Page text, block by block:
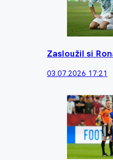
Zasloužil si
03.07.2026 17:21